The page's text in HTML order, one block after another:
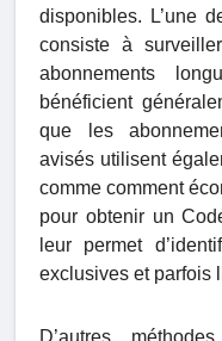
disponibles. L’une
consiste à
abonnements
bénéficient
que les
avisés utilisent
comme comment
pour obtenir un
leur permet
exclusives et parfois